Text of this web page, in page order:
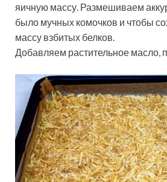
яичную массу. Размешиваем
было мучных комочков и чтобы
массу взбитых белков.
Добавляем растительное масло,